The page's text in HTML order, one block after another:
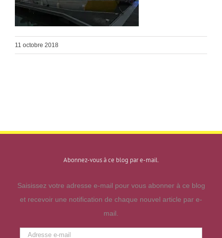
11 octobre 2018
Abonnez-vous à ce blog par e-mail.
Saisissez votre adresse e-mail pour vous abonner à ce blog
et recevoir une notification de chaque nouvel article par e-
mail.
Adresse